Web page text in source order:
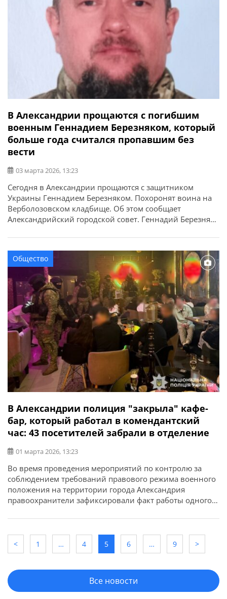
В Александрии прощаются с погибшим
военным Геннадием Березняком, который
больше года считался пропавшим без
вести
03 марта 2026, 13:23
Сегодня в Александрии прощаются с защитником
Украины Геннадием Березняком. Похоронят воина на
Верболозовском кладбище. Об этом сообщает
Александрийский городской совет. Геннадий Березняк
средней школе №11, впоследствии получил
специальность сварщика в профессионально-
техническом училище. Работал по специальности в
разных городах Украины и за границей. В Киеве создал
семью […]
Общество
В Александрии полиция "закрыла" кафе-
бар, который работал в комендантский
час: 43 посетителей забрали в отделение
01 марта 2026, 13:23
Во время проведения мероприятий по контролю за
соблюдением требований правового режима военного
положения на территории города Александрия
правоохранители зафиксировали факт работы одного
Об этом сообщает ГУНП в Кировоградской области. На
43 человека. Граждан пригласили в отдел полиции для
установления всех обстоятельств и […]
< 1 … 4 5 6 … 9 >
Все новости